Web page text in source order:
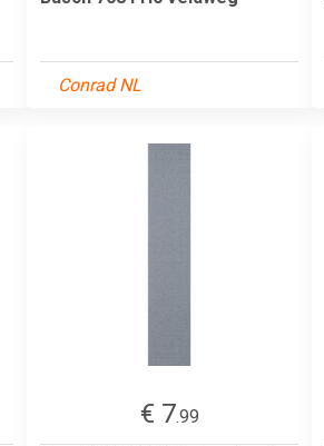
Conrad NL
€ 7.99